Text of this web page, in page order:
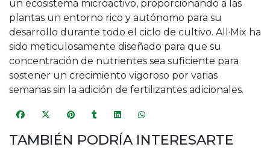
un ecosistema microactivo, proporcionando a las
plantas un entorno rico y autónomo para su
desarrollo durante todo el ciclo de cultivo. All·Mix ha
sido meticulosamente diseñado para que su
concentración de nutrientes sea suficiente para
sostener un crecimiento vigoroso por varias
semanas sin la adición de fertilizantes adicionales.
TAMBIÉN PODRÍA INTERESARTE